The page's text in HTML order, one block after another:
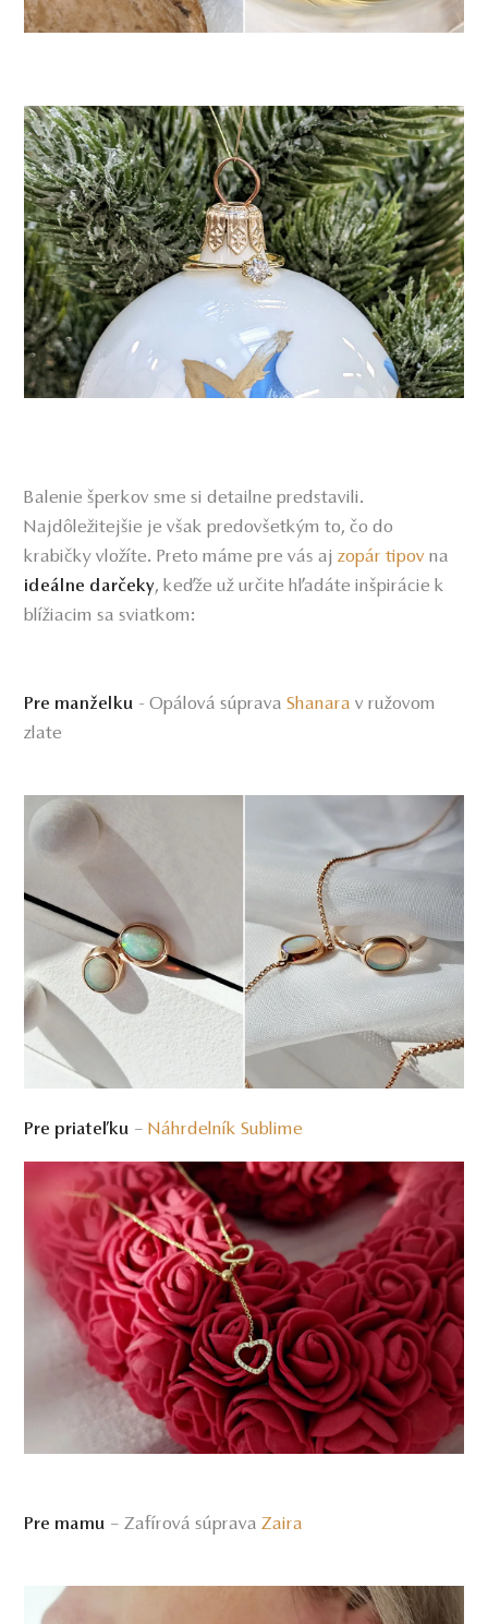
Balenie šperkov sme si detailne predstavili.
Najdôležitejšie je však predovšetkým to, čo do
krabičky vložíte. Preto máme pre vás ajzopár tipov na
ideálne darčeky, keďže už určite hľadáte inšpirácie k
blížiacim sa sviatkom:
Pre manželku - Opálová súpravaShanara v ružovom
zlate
Pre priateľku –NáhrdelníkSublime
Pre mamu – Zafírová súpravaZaira